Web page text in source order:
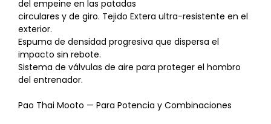
del empeine en las patadas
circulares y de giro. Tejido Extera ultra-resistente en el
exterior.
Espuma de densidad progresiva que dispersa el
impacto sin rebote.
Sistema de válvulas de aire para proteger el hombro
del entrenador.
Pao Thai Mooto — Para Potencia y Combinaciones